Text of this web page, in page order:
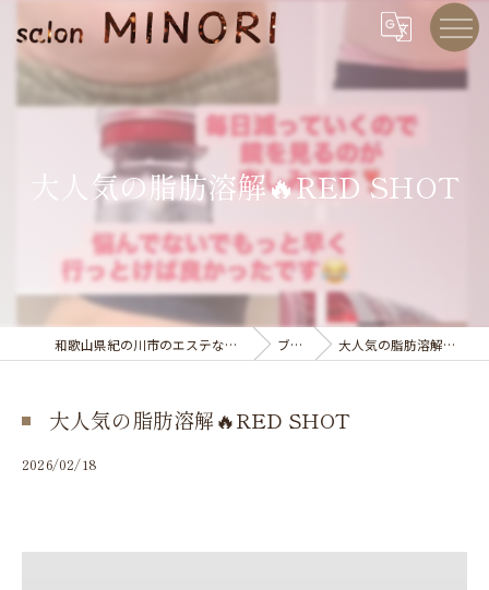
大人気の脂肪溶解🔥RED SHOT
和歌山県紀の川市のエステならsalon MINORI ブログ 大人気の脂肪溶解🔥RED SHOT
大人気の脂肪溶解🔥RED SHOT
2026/02/18